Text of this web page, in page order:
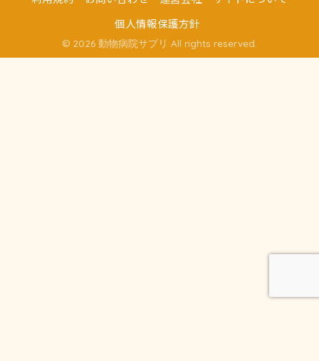
個人情報保護方針
© 2026 動物病院サプリ All rights reserved.